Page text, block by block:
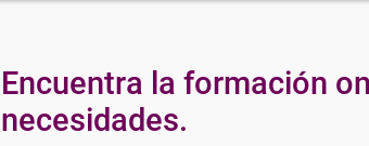
Encuentra la formación
necesidades.